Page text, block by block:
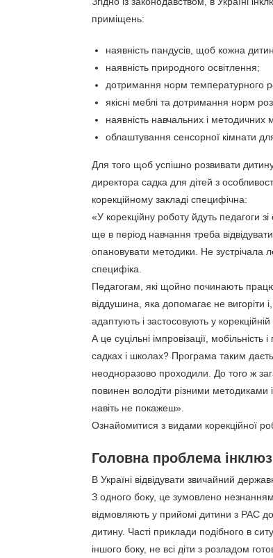
приміщень:
наявність пандусів, щоб кожна
наявність природного освітлення;
дотримання норм температурного
якісні меблі та дотримання норм
наявність навчальних і методичних
облаштування сенсорної кімнати
Для того щоб успішно розвивати
директора садка для дітей з
корекційному закладі специфічна:
«У корекційну роботу йдуть педагоги
ще в період навчання треба
опановувати методики. Не зустрічала
специфіка.
Педагогам, які щойно починають
віддушина, яка допомагає не вигоріти
адаптують і застосовують у корекційній
А це суцільні імпровізації,
садках і школах? Програма таким
неодноразово проходили. До того ж
повинен володіти різними методиками і
навіть не покажеш».
Ознайомитися з видами корекційної
Головна проблема
В Україні відвідувати звичайний
З одного боку, це зумовлено
відмовляють у прийомі дитини з РАС
дитину. Часті приклади подібного в
іншого боку, не всі діти з розладом